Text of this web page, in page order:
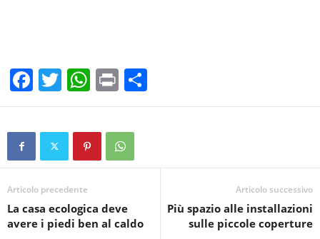
F
a
c
b
o
o
T
wi
tt
W
h
at
s
A
p
Pr
in
t
o
vi
Articolo precedente
La casa ecologica deve
avere i piedi ben al caldo
Articolo successivo
Più spazio alle installazioni
sulle piccole coperture